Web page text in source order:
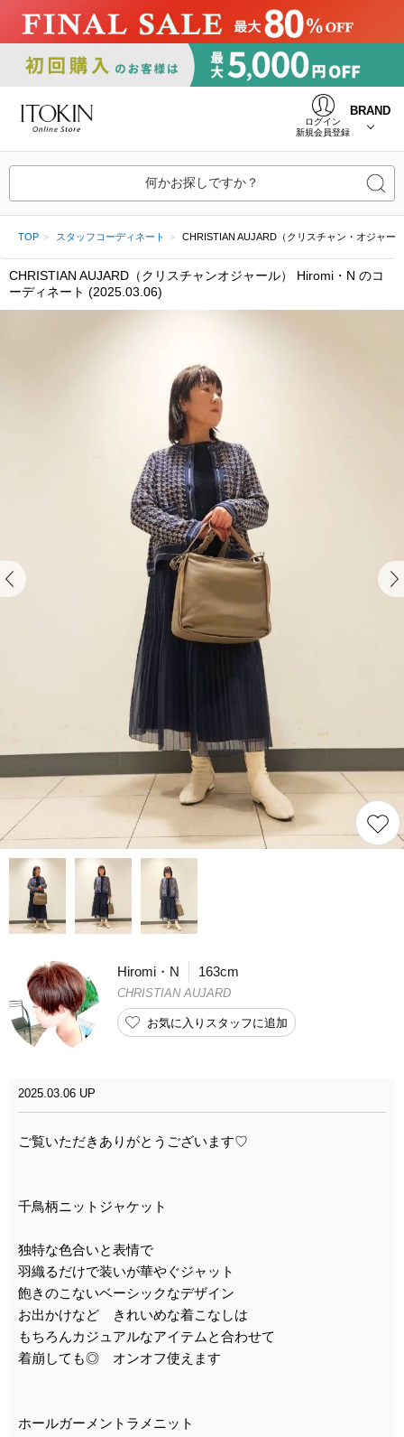
ログイン
新規会員登録
BRAND
何かお探しですか？
TOP スタッフコーディネート CHRISTIAN AUJARD（クリスチャン・オジャー
CHRISTIAN AUJARD（クリスチャンオジャール） Hiromi・N のコ
ーディネート (2025.03.06)
Hiromi・N 163cm
CHRISTIAN AUJARD
お気に入りスタッフに追加
2025.03.06 UP
ご覧いただきありがとうございます♡
千鳥柄ニットジャケット
独特な色合いと表情で
羽織るだけで装いが華やぐジャット
飽きのこないベーシックなデザイン
お出かけなど きれいめな着こなしは
もちろんカジュアルなアイテムと合わせて
着崩しても◎ オンオフ使えます
ホールガーメントラメニット